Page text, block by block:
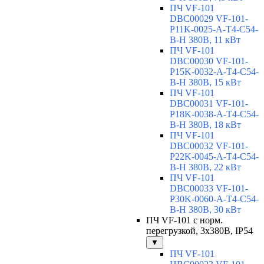
ПЧ VF-101
DBC00029 VF-101-
P11K-0025-A-T4-C54-
B-H 380В, 11 кВт
ПЧ VF-101
DBC00030 VF-101-
P15K-0032-A-T4-C54-
B-H 380В, 15 кВт
ПЧ VF-101
DBC00031 VF-101-
P18K-0038-A-T4-C54-
B-H 380В, 18 кВт
ПЧ VF-101
DBC00032 VF-101-
P22K-0045-A-T4-C54-
B-H 380В, 22 кВт
ПЧ VF-101
DBC00033 VF-101-
P30K-0060-A-T4-C54-
B-H 380В, 30 кВт
ПЧ VF-101 с норм.
перегрузкой, 3x380В, IP54
▼
ПЧ VF-101